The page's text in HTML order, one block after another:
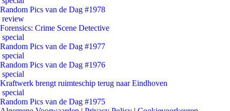
Random Pics van de Dag #1978
review
Forensics: Crime Scene Detective
special
Random Pics van de Dag #1977
special
Random Pics van de Dag #1976
special
Kraftwerk brengt ruimteschip terug naar Eindhoven
special
Random Pics van de Dag #1975